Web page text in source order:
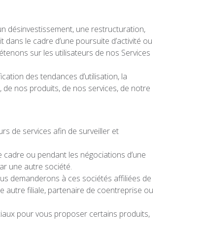
désinvestissement, une restructuration,
le cadre d’une poursuite d’activité ou
sur les utilisateurs de nos Services
des tendances d’utilisation, la
de nos produits, de nos services, de notre
de services afin de surveiller et
ou pendant les négociations d’une
une autre société.
demanderons à ces sociétés affiliées de
autre filiale, partenaire de coentreprise ou
pour vous proposer certains produits,